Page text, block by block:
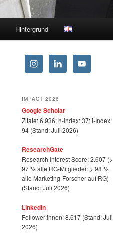
Hintergrund
IMPACT 2026
Google Scholar
Zitate: 6.936; h-Index: 37; i-Index:
94 (Stand: Juli 2026)
ResearchGate
Research Interest Score: 2.607 (>
97 % alle RG-Mitglieder: > 98 %
alle Marketing-Forscher auf RG)
(Stand: Juli 2026)
LinkedIn
Follower:innen: 8.617 (Stand: Juli
2026)